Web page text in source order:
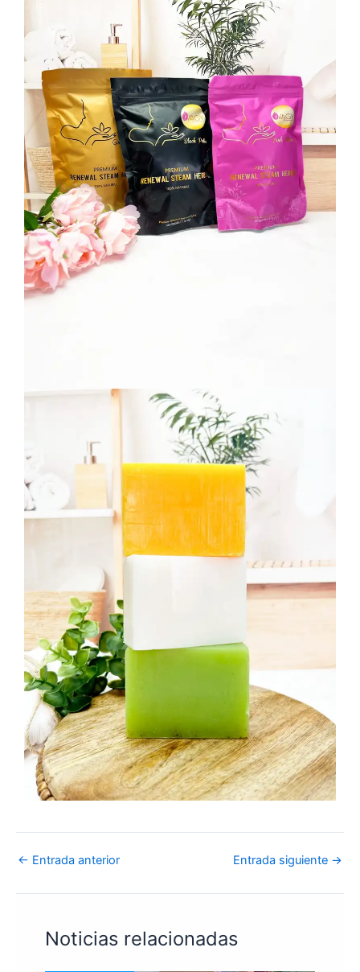
← Entrada anterior Entrada siguiente →
Noticias relacionadas